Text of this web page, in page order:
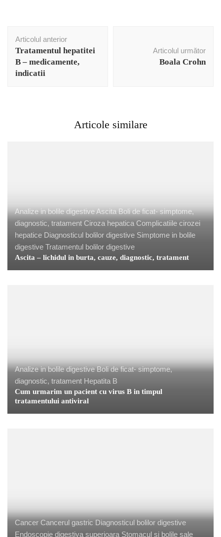
în
articole
Articolul anterior
Tratamentul hepatitei
B – medicamente,
indicatii
Articolul următor
Boala Crohn
Articole similare
Analize in bolile digestive Ascita Boli de ficat- simptome,
diagnostic, tratament Ciroza hepatica Complicatiile cirozei
hepatice Diagnosticul bolilor digestive Simptome in bolile
digestive Tratamentul bolilor digestive
Ascita – lichidul in burta, cauze, diagnostic, tratament
Analize in bolile digestive Boli de ficat- simptome,
diagnostic, tratament Hepatita B
Cum urmarim un pacient cu virus B in timpul
tratamentului antiviral
Cancer Cancerul gastric Diagnosticul bolilor digestive
Endoscopie digestiva superioara Stomacul si bolile sale